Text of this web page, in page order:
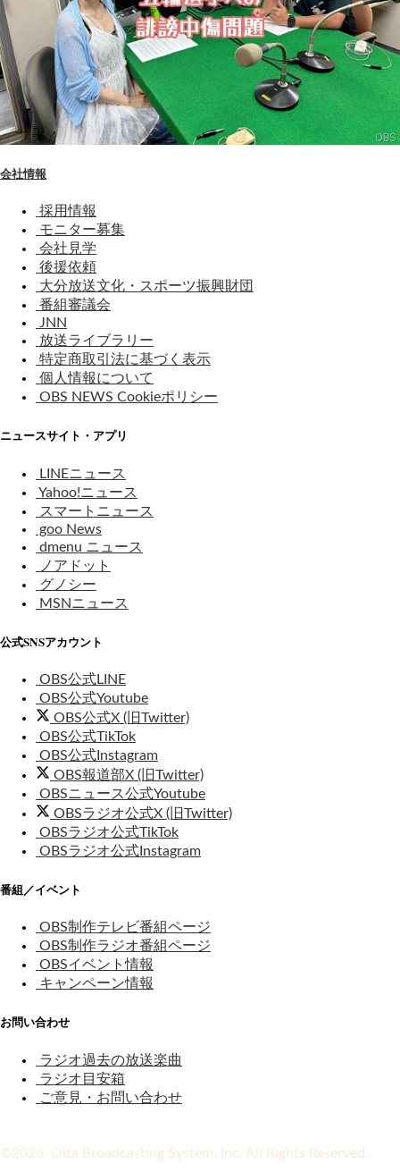
会社情報
採用情報
モニター募集
会社見学
後援依頼
大分放送文化・スポーツ振興財団
番組審議会
JNN
放送ライブラリー
特定商取引法に基づく表示
個人情報について
OBS NEWS Cookieポリシー
ニュースサイト・アプリ
LINEニュース
Yahoo!ニュース
スマートニュース
goo News
dmenu ニュース
ノアドット
グノシー
MSNニュース
公式SNSアカウント
OBS公式LINE
OBS公式Youtube
OBS公式X (旧Twitter)
OBS公式TikTok
OBS公式Instagram
OBS報道部X (旧Twitter)
OBSニュース公式Youtube
OBSラジオ公式X (旧Twitter)
OBSラジオ公式TikTok
OBSラジオ公式Instagram
番組／イベント
OBS制作テレビ番組ページ
OBS制作ラジオ番組ページ
OBSイベント情報
キャンペーン情報
お問い合わせ
ラジオ過去の放送楽曲
ラジオ目安箱
ご意見・お問い合わせ
©2026 Oita Broadcasting System, Inc. All Rights Reserved.